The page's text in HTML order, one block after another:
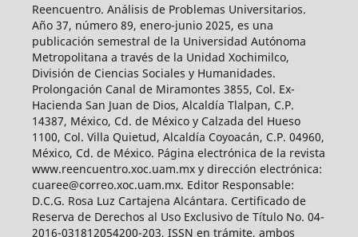
Reencuentro. Análisis de Problemas Universitarios.
Año 37, número 89, enero-junio 2025, es una
publicación semestral de la Universidad Autónoma
Metropolitana a través de la Unidad Xochimilco,
División de Ciencias Sociales y Humanidades.
Prolongación Canal de Miramontes 3855, Col. Ex-
Hacienda San Juan de Dios, Alcaldía Tlalpan, C.P.
14387, México, Cd. de México y Calzada del Hueso
1100, Col. Villa Quietud, Alcaldía Coyoacán, C.P. 04960,
México, Cd. de México. Página electrónica de la revista
www.reencuentro.xoc.uam.mx y dirección electrónica:
cuaree@correo.xoc.uam.mx. Editor Responsable:
D.C.G. Rosa Luz Cartajena Alcántara. Certificado de
Reserva de Derechos al Uso Exclusivo de Título No. 04-
2016-031812054200-203, ISSN en trámite, ambos